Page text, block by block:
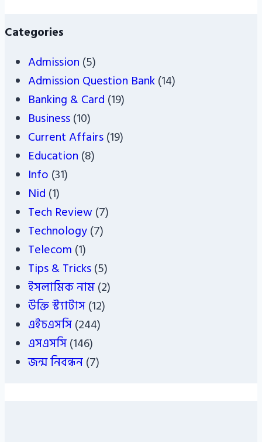
Categories
Admission (5)
Admission Question Bank(14)
Banking & Card (19)
Business(10)
Current Affairs(19)
Education (8)
Info (31)
Nid (1)
Tech Review(7)
Technology(7)
Telecom (1)
Tips & Tricks(5)
ইসলামিক নাম(2)
উক্তি স্ট্যাটাস(12)
এইচএসসি(244)
এসএসসি(146)
জন্ম নিবন্ধন(7)